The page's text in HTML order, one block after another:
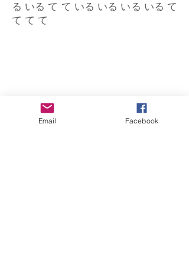
る いる て て いる いる いる いる て
て て て
Email Facebook